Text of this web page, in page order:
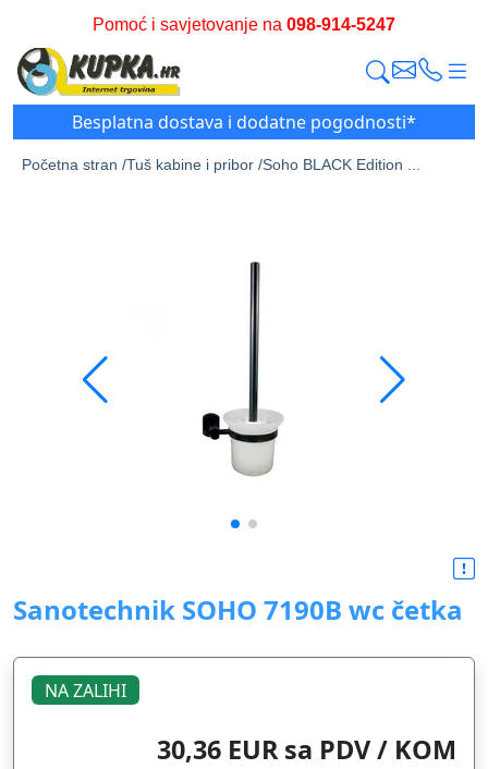
Pomoć i savjetovanje na 098-914-5247
Besplatna dostava i dodatne pogodnosti*
Početna stran /Tuš kabine i pribor /Soho BLACK Edition ...
Sanotechnik SOHO 7190B wc četka
NA ZALIHI
30,36 EUR sa PDV / KOM